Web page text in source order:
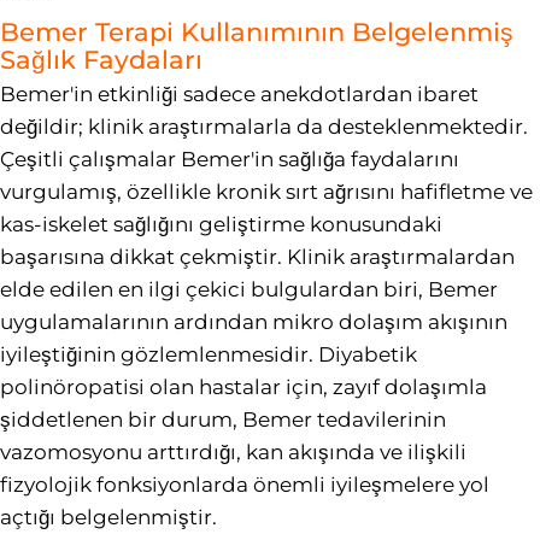
Bemer Terapi Kullanımının Belgelenmiş
Sağlık Faydaları
Bemer'in etkinliği sadece anekdotlardan ibaret
değildir; klinik araştırmalarla da desteklenmektedir.
Çeşitli çalışmalar Bemer'in sağlığa faydalarını
vurgulamış, özellikle kronik sırt ağrısını hafifletme ve
kas-iskelet sağlığını geliştirme konusundaki
başarısına dikkat çekmiştir. Klinik araştırmalardan
elde edilen en ilgi çekici bulgulardan biri, Bemer
uygulamalarının ardından mikro dolaşım akışının
iyileştiğinin gözlemlenmesidir. Diyabetik
polinöropatisi olan hastalar için, zayıf dolaşımla
şiddetlenen bir durum, Bemer tedavilerinin
vazomosyonu arttırdığı, kan akışında ve ilişkili
fizyolojik fonksiyonlarda önemli iyileşmelere yol
açtığı belgelenmiştir.